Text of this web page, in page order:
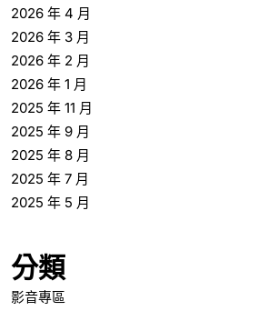
2026 年 4 月
2026 年 3 月
2026 年 2 月
2026 年 1 月
2025 年 11 月
2025 年 9 月
2025 年 8 月
2025 年 7 月
2025 年 5 月
分類
影音專區